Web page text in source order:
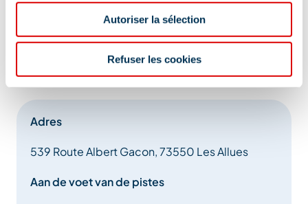
Autoriser la sélection
Refuser les cookies
Adres
539 Route Albert Gacon, 73550 Les Allues
Aan de voet van de pistes